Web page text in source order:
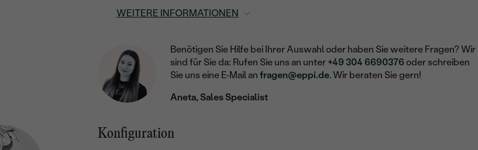
WEITERE INFORMATIONEN
Benötigen Sie Hilfe bei Ihrer Auswahl oder haben Sie weitere Fragen? Wir
sind für Sie da: Rufen Sie uns an unter +49 304 6690376 oder schreiben
Sie uns eine E-Mail anfragen@eppi.de. Wir beraten Sie gern!
Aneta, Sales Specialist
Konfiguration